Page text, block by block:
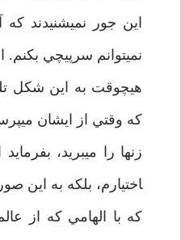
اين جور نمي­شنيدند
نمي­توانم سرپيچي بكنم.
هيچوقت به اين شكل
كه وقتي از ايشان
زنها را مي­بريد،
اختيارم، بلكه به اين
كه با الهامي كه از